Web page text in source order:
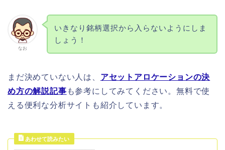
なお
いきなり銘柄選択から入らないようにしま
しょう！
まだ決めていない人は、 アセットアロケーションの決
め方の解説記事 も参考にしてみてください。無料で使
える便利な分析サイトも紹介しています。